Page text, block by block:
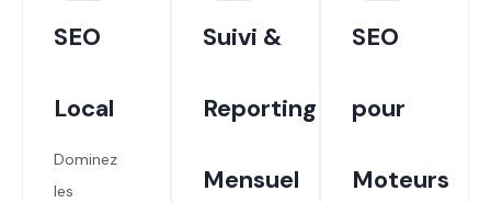
SEO
Local
Dominez
les
Suivi &
Reporting
Mensuel
SEO
pour
Moteurs